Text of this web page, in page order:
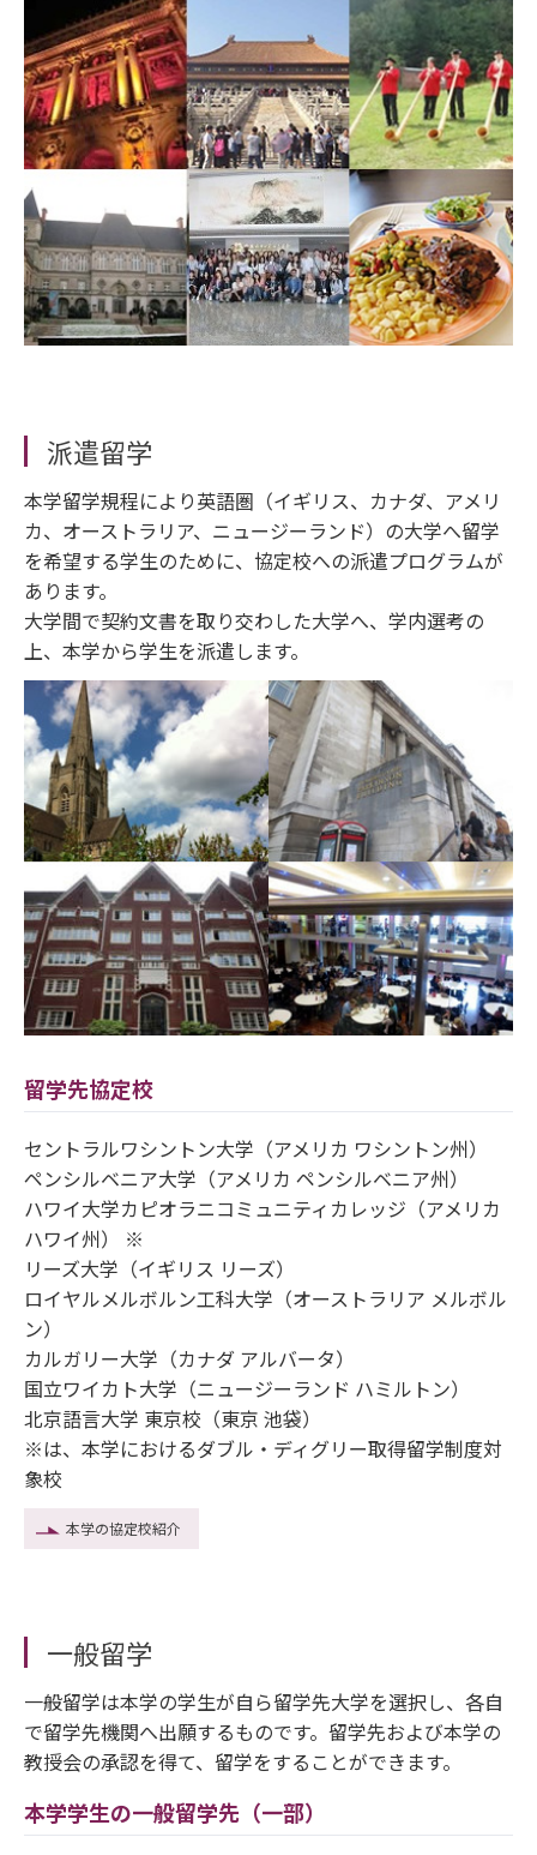
派遣留学
本学留学規程により英語圏（イギリス、カナダ、アメリ
カ、オーストラリア、ニュージーランド）の大学へ留学
を希望する学生のために、協定校への派遣プログラムが
あります。
大学間で契約文書を取り交わした大学へ、学内選考の
上、本学から学生を派遣します。
留学先協定校
セントラルワシントン大学（アメリカ ワシントン州）
ペンシルベニア大学（アメリカ ペンシルベニア州）
ハワイ大学カピオラニコミュニティカレッジ（アメリカ
ハワイ州） ※
リーズ大学（イギリス リーズ）
ロイヤルメルボルン工科大学（オーストラリア メルボル
ン）
カルガリー大学（カナダ アルバータ）
国立ワイカト大学（ニュージーランド ハミルトン）
北京語言大学 東京校（東京 池袋）
※は、本学におけるダブル・ディグリー取得留学制度対
象校
本学の協定校紹介
一般留学
一般留学は本学の学生が自ら留学先大学を選択し、各自
で留学先機関へ出願するものです。留学先および本学の
教授会の承認を得て、留学をすることができます。
本学学生の一般留学先（一部）